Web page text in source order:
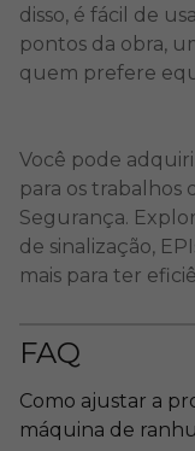
disso, é fácil de
pontos da obra,
quem prefere
Você pode
para os trabalhos
Segurança.
de sinalização,
mais para ter
FAQ
Como ajustar a
máquina de